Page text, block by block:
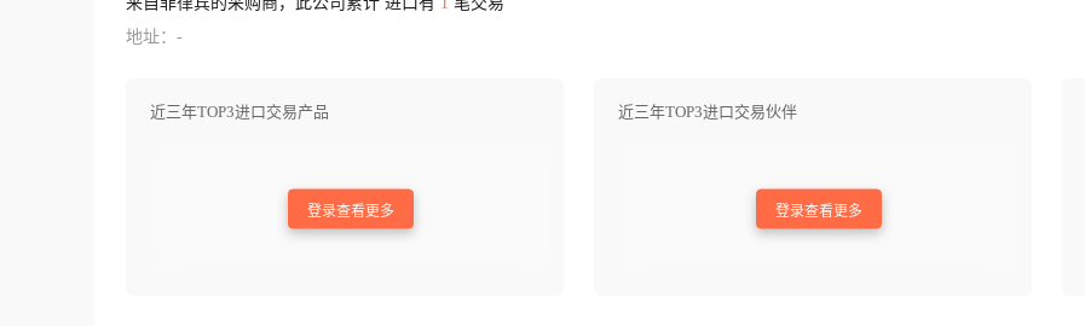
地址：-
近三年TOP3进口交易产品
登录查看更多
近三年TOP3进口交易伙伴
登录查看更多